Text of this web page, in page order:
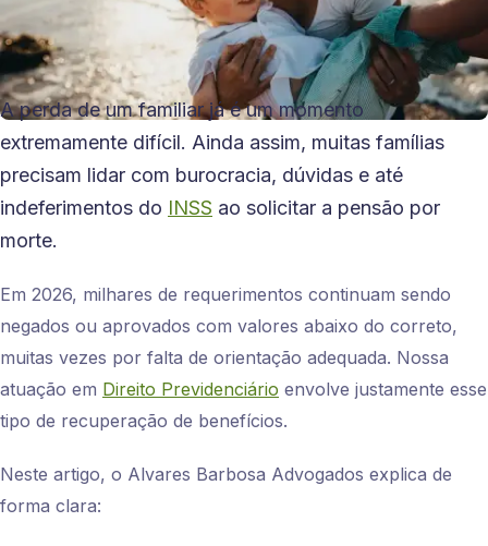
A perda de um familiar já é um momento
extremamente difícil. Ainda assim, muitas famílias
precisam lidar com burocracia, dúvidas e até
indeferimentos do INSS ao solicitar a pensão por
morte.
Em 2026, milhares de requerimentos continuam sendo
negados ou aprovados com valores abaixo do correto,
muitas vezes por falta de orientação adequada. Nossa
atuação em Direito Previdenciário envolve justamente esse
tipo de recuperação de benefícios.
Neste artigo, o Alvares Barbosa Advogados explica de
forma clara: